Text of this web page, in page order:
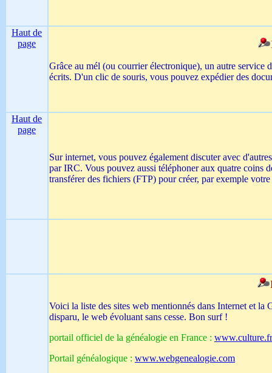
Haut de
page
Grâce au mél (ou courrier électronique), un autre service
écrits. D'un clic de souris, vous pouvez expédier des
Haut de
page
Sur internet, vous pouvez également discuter avec
par IRC. Vous pouvez aussi téléphoner aux quatre coins
transférer des fichiers (FTP) pour créer, par exemple
Voici la liste des sites web mentionnés dans Internet et
disparu, le web évoluant sans cesse. Bon surf !
portail officiel de la généalogie en France :
Portail généalogique : www.webgenealogie.com